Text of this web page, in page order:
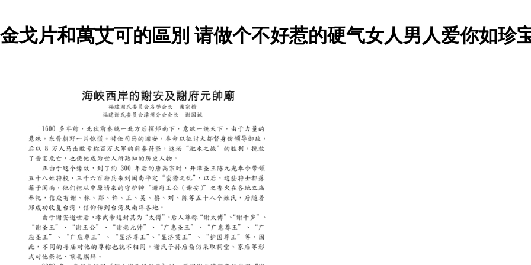
金戈片和萬艾可的區別 请做个不好惹的硬气女人男人爱你如珍